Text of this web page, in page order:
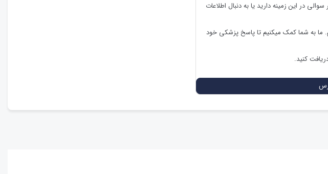
در این زمینه دارید یا به دنبال اطلاعات
به شما کمک میکنیم تا پاسخ پزشکی خود
کنید.